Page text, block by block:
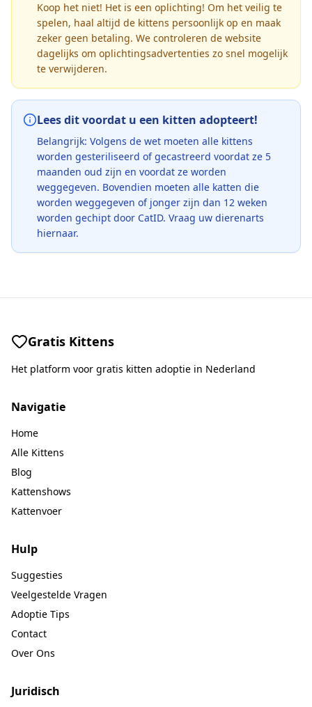
Koop het niet! Het is een oplichting! Om het veilig te
spelen, haal altijd de kittens persoonlijk op en maak
zeker geen betaling. We controleren de website
dagelijks om oplichtingsadvertenties zo snel mogelijk
te verwijderen.
Lees dit voordat u een kitten adopteert!
Belangrijk: Volgens de wet moeten alle kittens
worden gesteriliseerd of gecastreerd voordat ze 5
maanden oud zijn en voordat ze worden
weggegeven. Bovendien moeten alle katten die
worden weggegeven of jonger zijn dan 12 weken
worden gechipt door CatID. Vraag uw dierenarts
hiernaar.
Gratis Kittens
Het platform voor gratis kitten adoptie in Nederland
Navigatie
Home
Alle Kittens
Blog
Kattenshows
Kattenvoer
Hulp
Suggesties
Veelgestelde Vragen
Adoptie Tips
Contact
Over Ons
Juridisch